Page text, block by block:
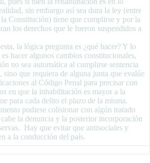
sin embargo así sea dura la ley (entre
Constitución) tiene que cumplirse y por la
los derechos que le fueron suspendidos a
la lógica pregunta es ¿qué hacer? Y lo
hacer algunos cambios constitucionales,
no sea automática al cumplirse sentencia
que requiera de alguna junta que evalúe
al Código Penal para precisar con
en que la inhabilitación es mayor a la
para cada delito el plazo de la misma.
pudiese colisionar con algún tratado
la denuncia y la posterior incorporación
Hay que evitar que antisociales y
a la conducción del país.